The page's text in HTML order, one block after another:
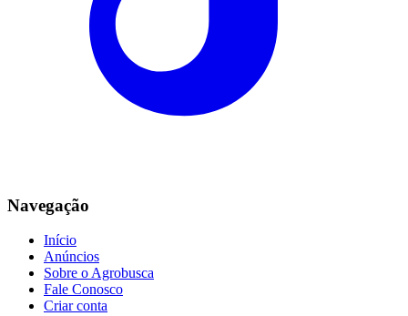
Navegação
Início
Anúncios
Sobre o Agrobusca
Fale Conosco
Criar conta